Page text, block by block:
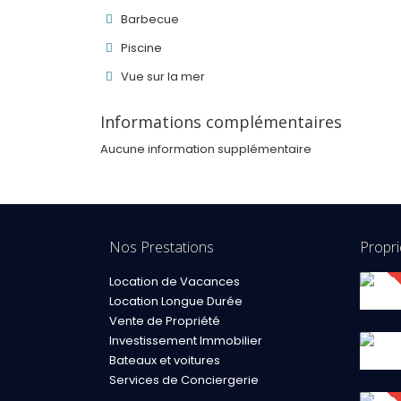
Barbecue
Piscine
Vue sur la mer
Informations complémentaires
Aucune information supplémentaire
Nos Prestations
Location de Vacances
Location Longue Durée
Vente de Propriété
Investissement Immobilier
Bateaux et voitures
Services de Conciergerie